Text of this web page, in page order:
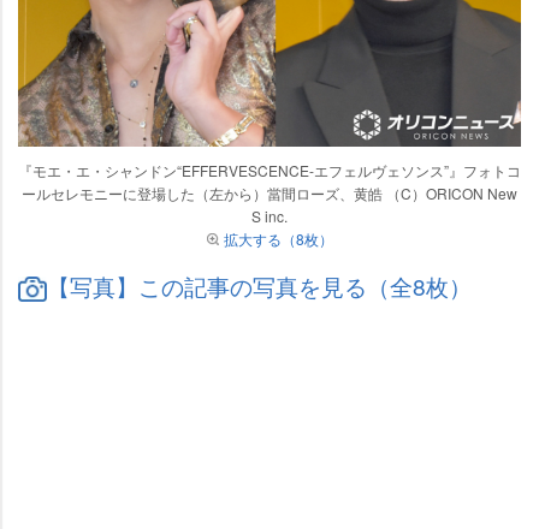
『モエ・エ・シャンドン“EFFERVESCENCE-エフェルヴェソンス”』フォトコ
ールセレモニーに登場した（左から）當間ローズ、黄皓 （C）ORICON New
S inc.
拡大する（8枚）
【写真】この記事の写真を見る（全8枚）